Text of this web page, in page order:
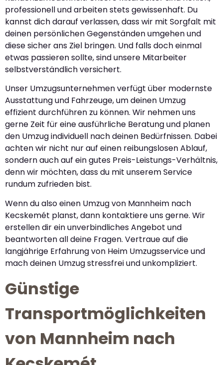
professionell und arbeiten stets gewissenhaft. Du
kannst dich darauf verlassen, dass wir mit Sorgfalt mit
deinen persönlichen Gegenständen umgehen und
diese sicher ans Ziel bringen. Und falls doch einmal
etwas passieren sollte, sind unsere Mitarbeiter
selbstverständlich versichert.
Unser Umzugsunternehmen verfügt über modernste
Ausstattung und Fahrzeuge, um deinen Umzug
effizient durchführen zu können. Wir nehmen uns
gerne Zeit für eine ausführliche Beratung und planen
den Umzug individuell nach deinen Bedürfnissen. Dabei
achten wir nicht nur auf einen reibungslosen Ablauf,
sondern auch auf ein gutes Preis-Leistungs-Verhältnis,
denn wir möchten, dass du mit unserem Service
rundum zufrieden bist.
Wenn du also einen Umzug von Mannheim nach
Kecskemét planst, dann kontaktiere uns gerne. Wir
erstellen dir ein unverbindliches Angebot und
beantworten all deine Fragen. Vertraue auf die
langjährige Erfahrung von Heim Umzugsservice und
mach deinen Umzug stressfrei und unkompliziert.
Günstige
Transportmöglichkeiten
von Mannheim nach